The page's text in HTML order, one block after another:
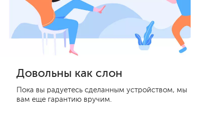
Довольны как слон
Пока вы радуетесь сделанным устройством, мы
вам еще гарантию вручим.